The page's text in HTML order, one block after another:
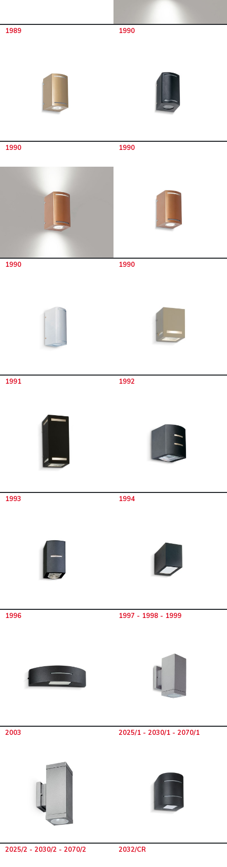
1989 1990
1990 1990
1990 1990
1991 1992
1993 1994
1996 1997 - 1998 - 1999
2003 2025/1 - 2030/1 - 2070/1
2025/2 - 2030/2 - 2070/2 2032/CR